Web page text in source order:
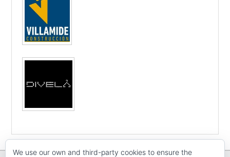
We use our own and third-party cookies to ensure the